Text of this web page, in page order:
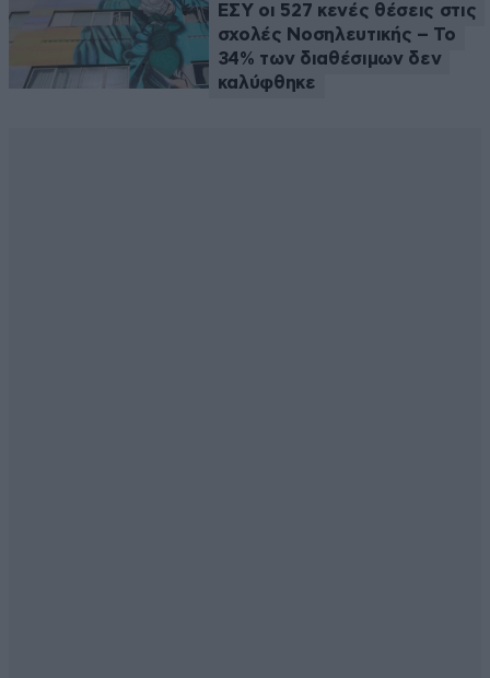
ΕΣΥ οι 527 κενές θέσεις στις
σχολές Νοσηλευτικής – Το
34% των διαθέσιμων δεν
καλύφθηκε